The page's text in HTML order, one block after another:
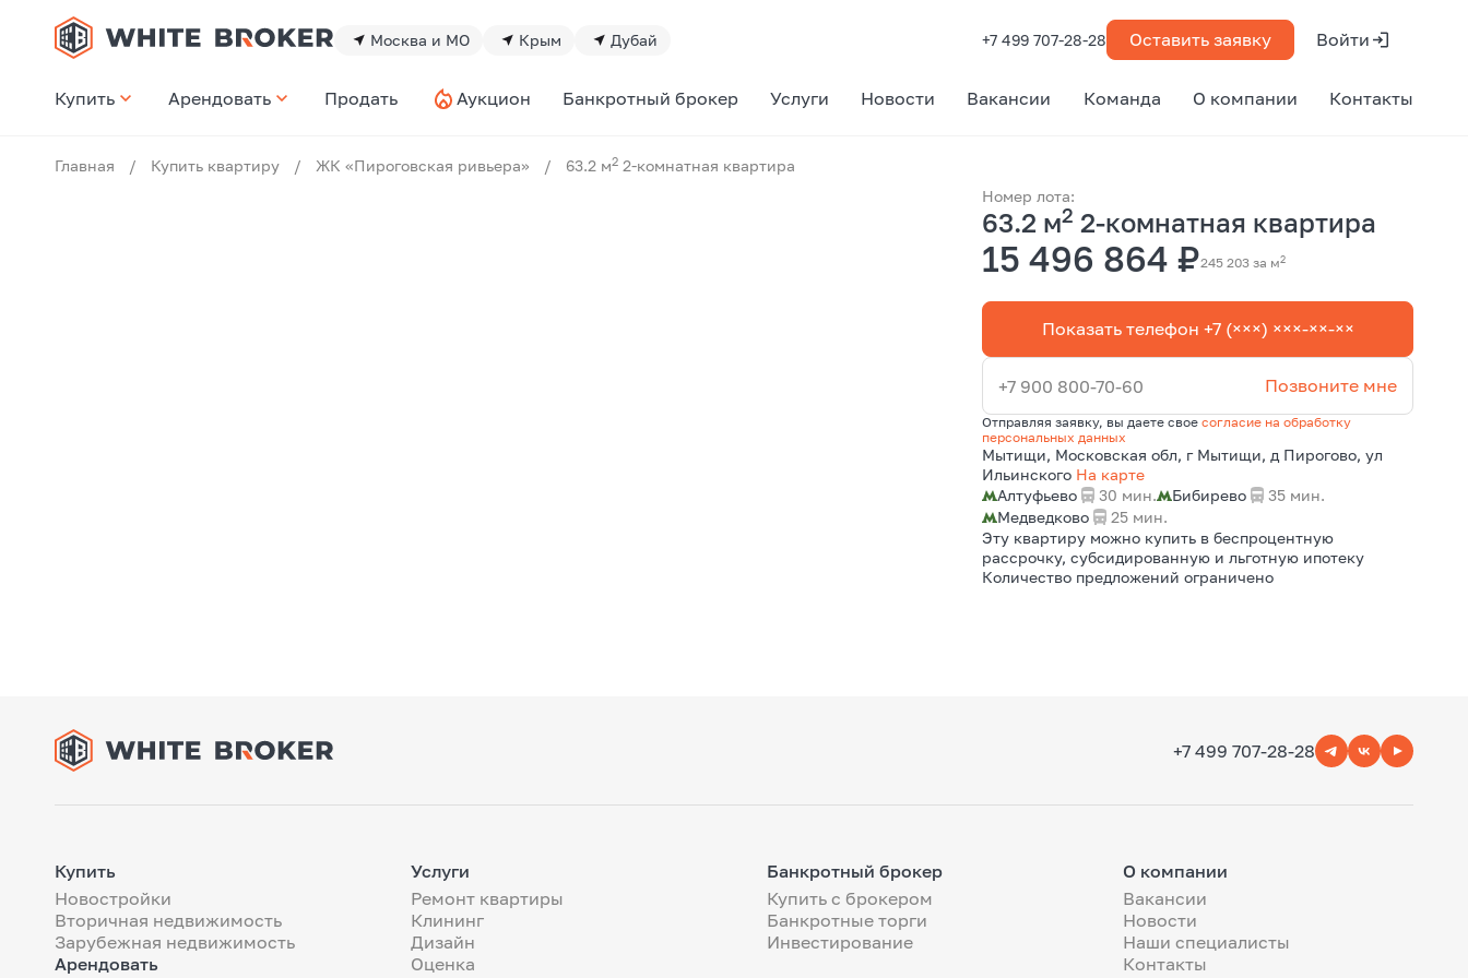
Москва и МО Крым Дубай +7 499 707-28-28 Оставить заявку Войти
Купить Арендовать Продать Аукцион Банкротный брокер Услуги Новости Вакансии Команда О компании Контакты
Главная / Купить квартиру / ЖК «Пироговская ривьера» / 63.2 м2 2-комнатная квартира
Номер лота:
63.2 м2 2-комнатная квартира
15 496 864 ₽245 203 за м2
Показать телефон +7 (×××) ×××-××-××
+7 900 800-70-60 Позвоните мне
Отправляя заявку, вы даете своесогласие на обработку
персональных данных
Мытищи, Московская обл, г Мытищи, д Пирогово, ул
Ильинского На карте
Алтуфьево
30 мин. Бибирево
35 мин.
Медведково
25 мин.
Эту квартиру можно купить в беспроцентную
рассрочку, субсидированную и льготную ипотеку
Количество предложений ограничено
+7 499 707-28-28
Купить
Новостройки
Вторичная недвижимость
Зарубежная недвижимость
Арендовать
Услуги
Ремонт квартиры
Клининг
Дизайн
Оценка
Банкротный брокер
Купить с брокером
Банкротные торги
Инвестирование
О компании
Вакансии
Новости
Наши специалисты
Контакты